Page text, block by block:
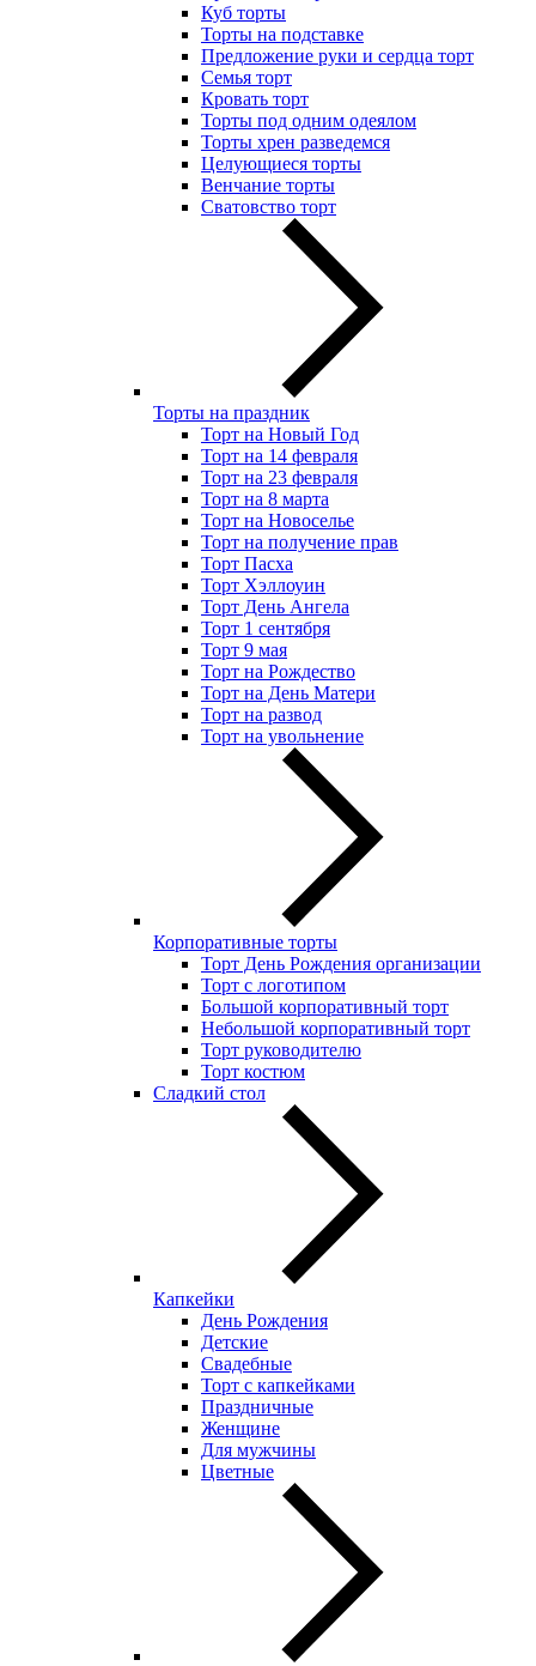
Куб торты
Торты на подставке
Предложение руки и сердца торт
Семья торт
Кровать торт
Торты под одним одеялом
Торты хрен разведемся
Целующиеся торты
Венчание торты
Сватовство торт
Торты на праздник
Торт на Новый Год
Торт на 14 февраля
Торт на 23 февраля
Торт на 8 марта
Торт на Новоселье
Торт на получение прав
Торт Пасха
Торт Хэллоуин
Торт День Ангела
Торт 1 сентября
Торт 9 мая
Торт на Рождество
Торт на День Матери
Торт на развод
Торт на увольнение
Корпоративные торты
Торт День Рождения организации
Торт с логотипом
Большой корпоративный торт
Небольшой корпоративный торт
Торт руководителю
Торт костюм
Сладкий стол
Капкейки
День Рождения
Детские
Свадебные
Торт с капкейками
Праздничные
Женщине
Для мужчины
Цветные